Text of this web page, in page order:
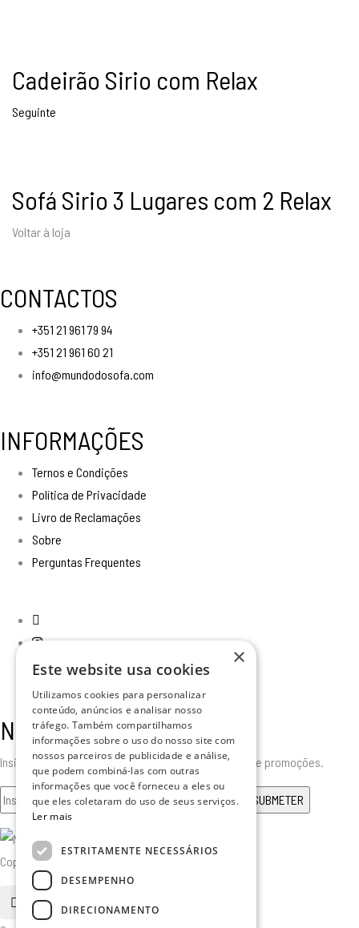
Cadeirão Sirio com Relax
Seguinte
Sofá Sirio 3 Lugares com 2 Relax
Voltar à loja
CONTACTOS
+351 21 961 79 94
+351 21 961 60 21
info@mundodosofa.com
INFORMAÇÕES
Ternos e Condições
Política de Privacidade
Livro de Reclamações
Sobre
Perguntas Frequentes
Newsletter
Insira o seu email para receber todas as novidades e promoções.
Copyright © 2025. Todos os Direitos Reservados
pesquisa
×
Este website usa cookies
Utilizamos cookies para personalizar
conteúdo, anúncios e analisar nosso
tráfego. Também compartilhamos
informações sobre o uso do nosso site com
nossos parceiros de publicidade e análise,
que podem combiná-las com outras
informações que você forneceu a eles ou
que eles coletaram do uso de seus serviços.
Ler mais
ESTRITAMENTE NECESSÁRIOS
DESEMPENHO
DIRECIONAMENTO